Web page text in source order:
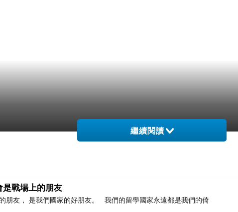
繼續閱讀
戰場上的朋友
朋友， 是我們國家的好朋友。 我們的留學國家永遠都是我們的倚